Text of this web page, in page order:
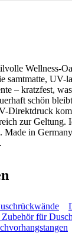
Wellness-
samtmatte, UV-
– kratzfest,
schön
Direktdruck
zur Geltung.
Made in
für